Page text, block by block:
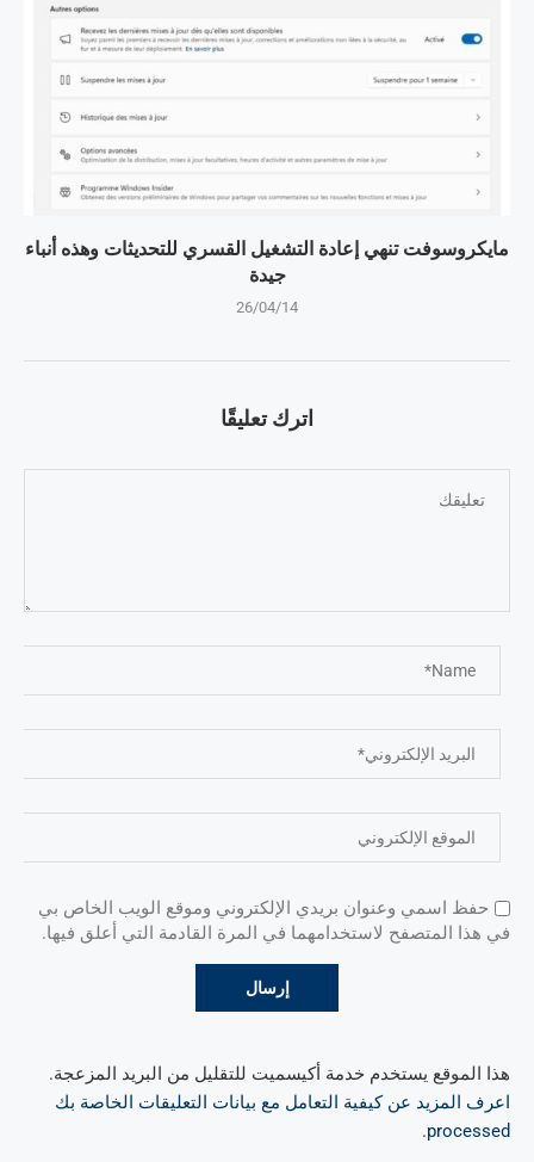
مايكروسوفت تنهي إعادة التشغيل القسري للتحديثات وهذه أنباء
جيدة
26/04/14
اترك تعليقًا
حفظ اسمي وعنوان بريدي الإلكتروني وموقع الويب الخاص بي
في هذا المتصفح لاستخدامهما في المرة القادمة التي أعلق فيها.
هذا الموقع يستخدم خدمة أكيسميت للتقليل من البريد المزعجة.
اعرف المزيد عن كيفية التعامل مع بيانات التعليقات الخاصة بك
processed
.